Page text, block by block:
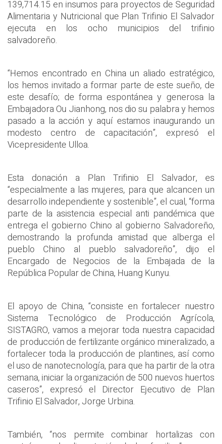
139,714.15 en insumos para proyectos de Seguridad
Alimentaria y Nutricional que Plan Trifinio El Salvador
ejecuta en los ocho municipios del trifinio
salvadoreño.
“Hemos encontrado en China un aliado estratégico,
los hemos invitado a formar parte de este sueño, de
este desafío; de forma espontánea y generosa la
Embajadora Ou Jianhong, nos dio su palabra y hemos
pasado a la acción y aquí estamos inaugurando un
modesto centro de capacitación”, expresó el
Vicepresidente Ulloa.
Esta donación a Plan Trifinio El Salvador, es
“especialmente a las mujeres, para que alcancen un
desarrollo independiente y sostenible”, el cual, “forma
parte de la asistencia especial anti pandémica que
entrega el gobierno Chino al gobierno Salvadoreño,
demostrando la profunda amistad que alberga el
pueblo Chino al pueblo salvadoreño”, dijo el
Encargado de Negocios de la Embajada de la
República Popular de China, Huang Kunyu.
El apoyo de China, “consiste en fortalecer nuestro
Sistema Tecnológico de Producción Agrícola,
SISTAGRO, vamos a mejorar toda nuestra capacidad
de producción de fertilizante orgánico mineralizado, a
fortalecer toda la producción de plantines, así como
el uso de nanotecnología, para que ha partir de la otra
semana, iniciar la organización de 500 nuevos huertos
caseros”, expresó el Director Ejecutivo de Plan
Trifinio El Salvador, Jorge Urbina.
También, “nos permite combinar hortalizas con